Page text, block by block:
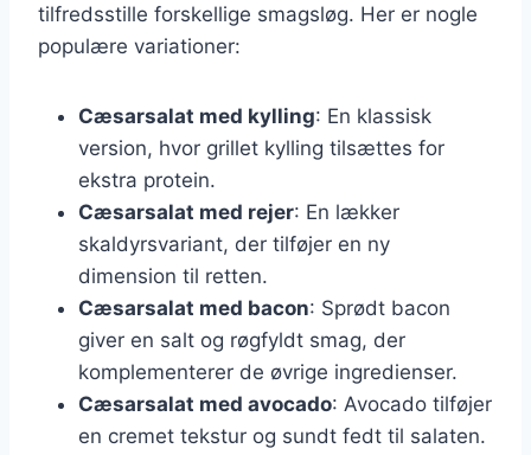
tilfredsstille forskellige smagsløg. Her er nogle
populære variationer:
Cæsarsalat med kylling: En klassisk
version, hvor grillet kylling tilsættes for
ekstra protein.
Cæsarsalat med rejer: En lækker
skaldyrsvariant, der tilføjer en ny
dimension til retten.
Cæsarsalat med bacon: Sprødt bacon
giver en salt og røgfyldt smag, der
komplementerer de øvrige ingredienser.
Cæsarsalat med avocado: Avocado tilføjer
en cremet tekstur og sundt fedt til salaten.